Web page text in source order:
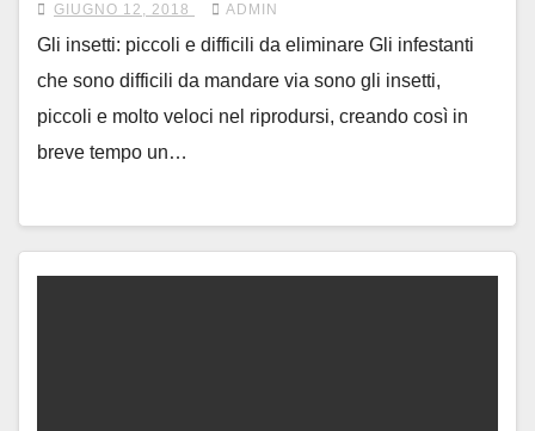
GIUGNO 12, 2018 ADMIN
Gli insetti: piccoli e difficili da eliminare Gli infestanti
che sono difficili da mandare via sono gli insetti,
piccoli e molto veloci nel riprodursi, creando così in
breve tempo un…